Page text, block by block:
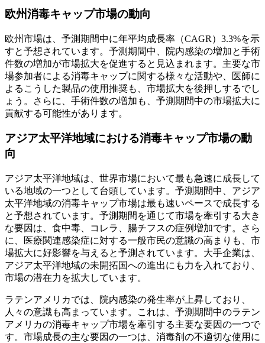
欧州消毒キャップ市場の動向
欧州市場は、予測期間中に年平均成長率（CAGR）3.3%を示
すと予想されています。予測期間中、院内感染の増加と手術
件数の増加が市場拡大を促進すると見込まれます。主要な市
場参加者による消毒キャップに関する様々な活動や、医師に
よるこうした製品の使用推奨も、市場拡大を後押しするでし
ょう。さらに、手術件数の増加も、予測期間中の市場拡大に
貢献する可能性があります。
アジア太平洋地域における消毒キャップ市場の動
向
アジア太平洋地域は、世界市場において最も急速に成長して
いる地域の一つとして台頭しています。予測期間中、アジア
太平洋地域の消毒キャップ市場は最も速いペースで成長する
と予想されています。予測期間を通じて市場を牽引する大き
な要因は、食中毒、コレラ、腸チフスの症例増加です。さら
に、医療関連感染症に対する一般市民の意識の高まりも、市
場拡大に好影響を与えると予測されています。大手企業は、
アジア太平洋地域の未開拓国への進出にも力を入れており、
市場の潜在力を拡大しています。
ラテンアメリカでは、院内感染の発生率が上昇しており、
人々の意識も高まっています。これは、予測期間中のラテン
アメリカの消毒キャップ市場を牽引する主要な要因の一つで
す。市場成長の主な要因の一つは、消毒剤の不適切な使用に